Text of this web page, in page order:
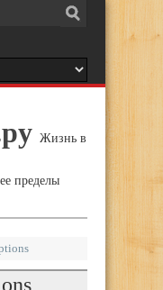
Жизнь в
пределы